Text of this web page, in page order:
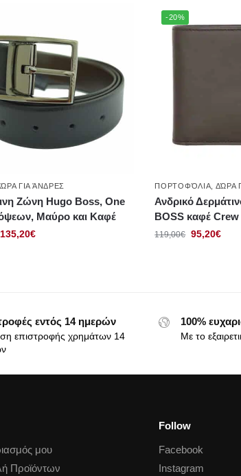
ΓΙΑ ΆΝΔΡΕΣ
Ζώνη Hugo Boss, One
Μαύρο και Καφέ
135,20€
-20%
ΠΟΡΤΟΦΌΛΙΑ ΔΏΡΑ
Ανδρικό
BOSS καφέ Crew
119,00€ 95,20€
εντός 14 ημερών
επιστροφής χρημάτων 14
100%
Με το
μου
Προϊόντων
Follow
Facebook
Instagram